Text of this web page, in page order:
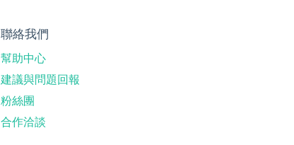
聯絡我們
幫助中心
建議與問題回報
粉絲團
合作洽談